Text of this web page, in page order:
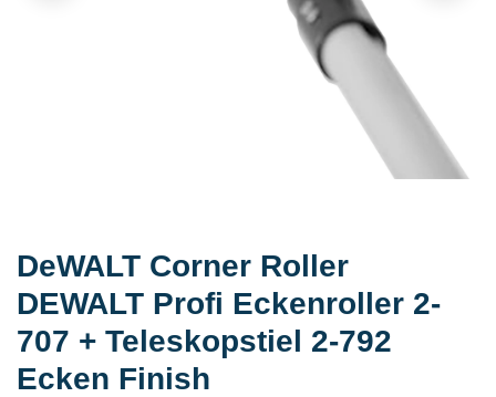
DeWALT Corner Roller
DEWALT Profi Eckenroller 2-
707 + Teleskopstiel 2-792
Ecken Finish